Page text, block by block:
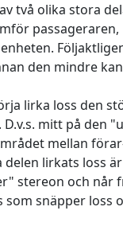
två olika stora
passageraren,
den mindre
lirka loss den
mitt på den
mellan
lirkats loss
stereon och når
snäpper loss